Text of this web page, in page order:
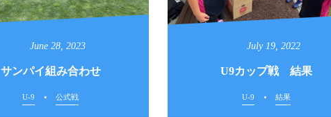
June 28, 2023
サンパイ組み合わせ
U-9 公式戦
July 19, 2022
U9カップ戦 結果
U-9 結果